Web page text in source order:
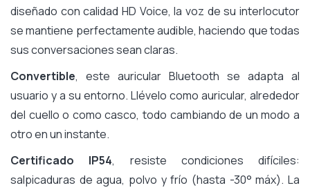
diseñado con calidad HD Voice, la voz de su interlocutor
se mantiene perfectamente audible, haciendo que todas
sus conversaciones sean claras.
Convertible, este auricular Bluetooth se adapta al
usuario y a su entorno. Llévelo como auricular, alrededor
del cuello o como casco, todo cambiando de un modo a
otro en un instante.
Certificado IP54, resiste condiciones difíciles:
salpicaduras de agua, polvo y frío (hasta -30° máx). La